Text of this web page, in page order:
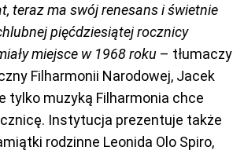
teraz ma swój renesans i świetnie
pięćdziesiątej rocznicy
miejsce w 1968 roku – tłumaczy
Filharmonii Narodowej, Jacek
tylko muzyką Filharmonia chce
Instytucja prezentuje także
rodzinne Leonida Olo Spiro,